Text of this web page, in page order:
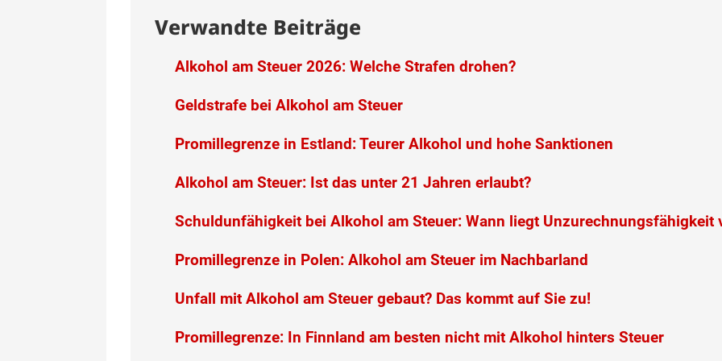
Verwandte Beiträge
Alkohol am Steuer 2026: Welche Strafen drohen?
Geldstrafe bei Alkohol am Steuer
Promillegrenze in Estland: Teurer Alkohol und hohe Sanktionen
Alkohol am Steuer: Ist das unter 21 Jahren erlaubt?
Schuldunfähigkeit bei Alkohol am Steuer: Wann liegt Unzurechnungsfähigkeit
Promillegrenze in Polen: Alkohol am Steuer im Nachbarland
Unfall mit Alkohol am Steuer gebaut? Das kommt auf Sie zu!
Promillegrenze: In Finnland am besten nicht mit Alkohol hinters Steuer